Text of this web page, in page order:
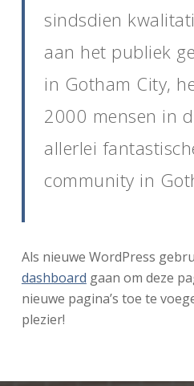
sindsdien
aan het publiek
in Gotham City,
2000 mensen in
allerlei
community in
Als nieuwe WordPress
dashboard gaan om deze
nieuwe pagina’s toe te
plezier!